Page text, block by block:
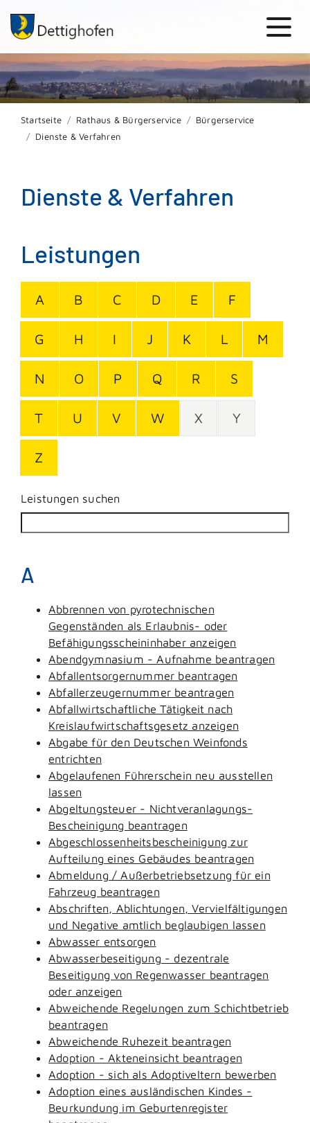
Startseite Rathaus & Bürgerservice
Bürgerservice
Dienste & Verfahren
Dienste & Verfahren
Leistungen
A B C D E F
G H I J K L M
N O P Q R S
T U V W X Y
Z
Leistungen suchen
A
Abbrennen von pyrotechnischen
Gegenständen als Erlaubnis- oder
Befähigungsscheininhaber anzeigen
Abendgymnasium - Aufnahme beantragen
Abfallentsorgernummer beantragen
Abfallerzeugernummer beantragen
Abfallwirtschaftliche Tätigkeit nach
Kreislaufwirtschaftsgesetz anzeigen
Abgabe für den Deutschen Weinfonds
entrichten
Abgelaufenen Führerschein neu ausstellen
lassen
Abgeltungsteuer - Nichtveranlagungs-
Bescheinigung beantragen
Abgeschlossenheitsbescheinigung zur
Aufteilung eines Gebäudes beantragen
Abmeldung / Außerbetriebsetzung für ein
Fahrzeug beantragen
Abschriften, Ablichtungen, Vervielfältigungen
und Negative amtlich beglaubigen lassen
Abwasser entsorgen
Abwasserbeseitigung - dezentrale
Beseitigung von Regenwasser beantragen
oder anzeigen
Abweichende Regelungen zum Schichtbetrieb
beantragen
Abweichende Ruhezeit beantragen
Adoption - Akteneinsicht beantragen
Adoption - sich als Adoptiveltern bewerben
Adoption eines ausländischen Kindes -
Beurkundung im Geburtenregister